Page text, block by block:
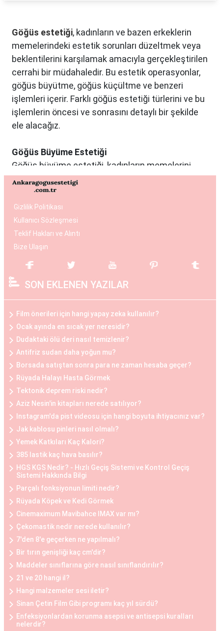
Göğüs estetiği, kadınların ve bazen erkeklerin
memelerindeki estetik sorunları düzeltmek veya
beklentilerini karşılamak amacıyla gerçekleştirilen
cerrahi bir müdahaledir. Bu estetik operasyonlar,
göğüs büyütme, göğüs küçültme ve benzeri
işlemleri içerir. Farklı göğüs estetiği türlerini ve bu
işlemlerin öncesi ve sonrasını detaylı bir şekilde
ele alacağız.
Göğüs Büyüme Estetiği
Göğüs büyüme estetiği, kadınların memelerini
istedikleri boyuta getirmek ve vücut oranlarını
dengelemek istedikleri durumlarda tercih edilen
bir estetik operasyondur. Bu işlemde genellikle
silikon veya tuzlu su dolu implantlar kullanılır.
Operasyon, hasta ile cerrah arasında yapılan
detaylı bir değerlendirme sonucunda kişiye özel
çekici bir görünüm elde etmek isteyen kadınlar
arasında popülerdir.
Göğüs Küçültme Estetiği
Büyük göğüslerin neden olduğu fiziksel
rahatsızlıklar veya estetik kaygılar nedeniyle bazı
kadınlar, göğüs küçültme estetiğini tercih
edebilirler. Bu operasyon, göğüs dokusunun ve
yağın çıkarılması ile gerçekleştirilir. Göğüs
küçültme estetiği, sırt ve boyun ağrılarını
hafifletmek, postürü düzeltmek ve günlük yaşam
kalitesini artırmak isteyen kadınlar arasında
oldukça yaygındır.
Göğüs Küçültme ve Büyütme Öncesi ve Sonrası
Göğüs estetiği operasyonları öncesinde ve
sonrasında belirli adımlar takip edilir. Operasyon
öncesinde, hasta ile detaylı bir görüşme yapılır,
beklentiler belirlenir ve uygun bir planlama yapılır.
Operasyon sonrasında ise hasta, iyileşme
sürecine uygun olarak belirli bir süre doktorun
önerdiği yönergeleri takip etmelidir. Her iki
durumda da hasta, cerrahi müdahalenin etkilerini
tam olarak deneyimleyebilmesi için doktorun
önerilerine uymalıdır.
Göğüs Estetiği Ne Kadar?
Gizlilik Politikası
Kullanıcı Sözleşmesi
Teklif Hakları ve Alıntı
Bize Ulaşın
SON EKLENEN YAZILAR
Film önerileri için hangi yapay zeka kullanılır?
Ocak ayında en sıcak yer neresidir?
Dudaktaki ölü deri nasıl temizlenir?
Antifriz sudan daha yoğun mu?
Borsada satıştan sonra para ne zaman hesaba geçer?
Rüyada Halayı Hasta Görmek
Tektonik deprem riski nedir?
Aziz Nesin'in kitapları nerede satılıyor?
Instagram'da pist videosu için hangi boyuta ihtiyacınız var?
Jak kablosu pinleri nasıl olmalı?
Yemek Katkıları Kaç Kalori?
385 lastik kaç hava basılır?
HGS KGS Nedir? - Hızlı Geçiş Sistemi ve Kontrol Geçiş
Sistemi Hakkında Bilgi
Parçalı fonksiyonun limiti nedir?
Rüyada Köpek ve Kedi Görmek
Cinemaximum Mavibahce IMAX var mı?
Çekomastik nedir nerede kullanılır?
7'den 8'e geçerken ne yapılmalı?
Bir tırın genişliği kaç cm'dir?
Maddeler sınıflarına göre nasıl sınıflandırılır?
21 ve 20 hangi il?
Hangi malzemeler sesi iletir?
Sinan Çetin Film Gibi programı kaç yıl sürdü?
Enfeksiyonlardan korunma asepsi ve antisepsi kuralları
nelerdir?